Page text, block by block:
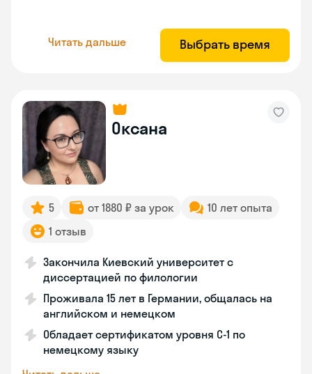
Читать дальше Выбрать время
Оксана
5 от 1880 ₽ за урок
10 лет опыта
1 отзыв
Закончила Киевский университет с
диссертацией по филологии
Проживала 15 лет в Германии, общалась на
английском и немецком
Обладает сертификатом уровня C-1 по
немецкому языку